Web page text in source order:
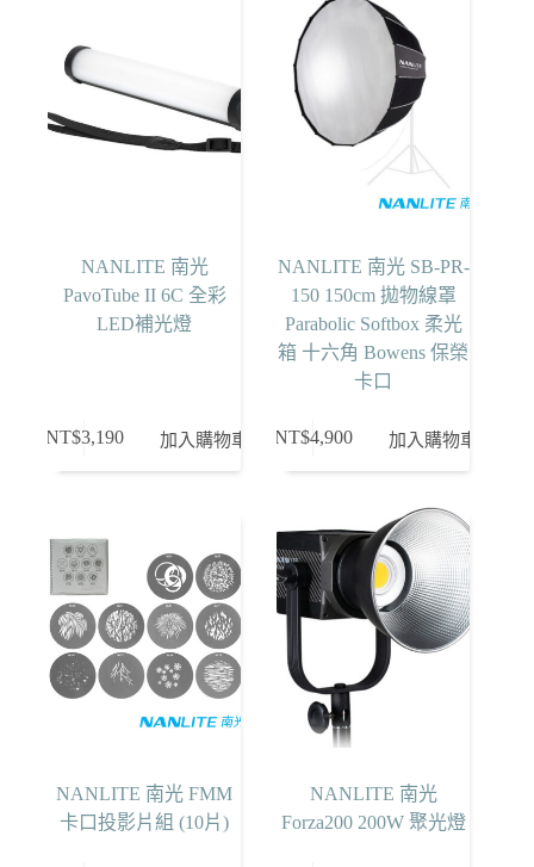
NANLITE 南光
PavoTube II 6C 全彩
LED補光燈
NT$3,190 加入購物車
NANLITE 南光 SB-PR-
150 150cm 拋物線罩
Parabolic Softbox 柔光
箱 十六角 Bowens 保榮
卡口
NT$4,900 加入購物車
NANLITE 南光 FMM
卡口投影片組 (10片)
NANLITE 南光
Forza200 200W 聚光燈